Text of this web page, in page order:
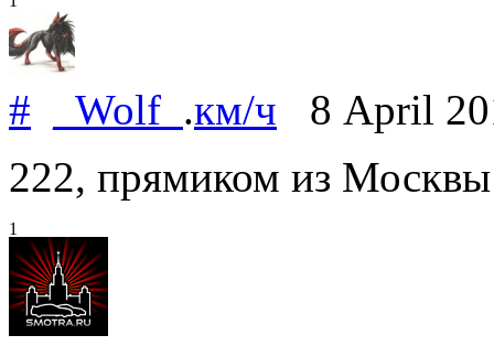
# _Wolf_ .км/ч 8 April
222, прямиком из
1